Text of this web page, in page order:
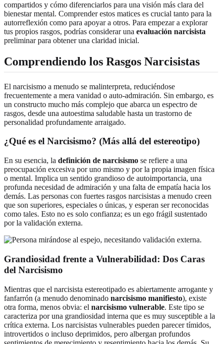
compartidos y cómo diferenciarlos para una visión más clara del
bienestar mental. Comprender estos matices es crucial tanto para la
autorreflexión como para apoyar a otros. Para empezar a explorar
tus propios rasgos, podrías considerar una evaluación narcisista
preliminar para obtener una claridad inicial.
Comprendiendo los Rasgos Narcisistas
El narcisismo a menudo se malinterpreta, reduciéndose
frecuentemente a mera vanidad o auto-admiración. Sin embargo, es
un constructo mucho más complejo que abarca un espectro de
rasgos, desde una autoestima saludable hasta un trastorno de
personalidad profundamente arraigado.
¿Qué es el Narcisismo? (Más allá del estereotipo)
En su esencia, la definición de narcisismo se refiere a una
preocupación excesiva por uno mismo y por la propia imagen física
o mental. Implica un sentido grandioso de autoimportancia, una
profunda necesidad de admiración y una falta de empatía hacia los
demás. Las personas con fuertes rasgos narcisistas a menudo creen
que son superiores, especiales o únicas, y esperan ser reconocidas
como tales. Esto no es solo confianza; es un ego frágil sustentado
por la validación externa.
Grandiosidad frente a Vulnerabilidad: Dos Caras
del Narcisismo
Mientras que el narcisista estereotipado es abiertamente arrogante y
fanfarrón (a menudo denominado narcisismo manifiesto), existe
otra forma, menos obvia: el narcisismo vulnerable. Este tipo se
caracteriza por una grandiosidad interna que es muy susceptible a la
crítica externa. Los narcisistas vulnerables pueden parecer tímidos,
introvertidos o incluso deprimidos, pero albergan profundos